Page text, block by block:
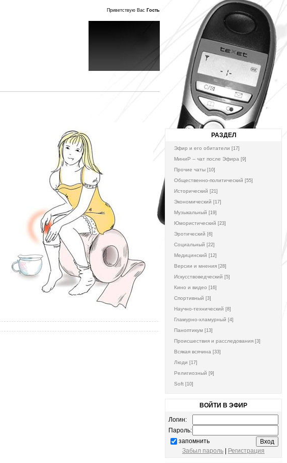
Приветствую Вас Гость
РАЗДЕЛ
Эфир и его обитатели [17]
МиниР -- чат после Эфира [9]
Прочие чаты [10]
Общественно-политический [55]
Исторический [21]
Экономический [17]
Музыкальный [19]
Юмористический [23]
Эротический [6]
Социальный [22]
Медицинский [12]
Версии и мнения [28]
Искусствоведческий [5]
Кино и видео [16]
Спортивный [3]
Научно-технический [8]
Гламурно-хламурный [4]
Паноптикум [13]
Происшествия и расследования [3]
Всякая всячина [33]
Люди [17]
Религиозный [9]
Soft [10]
ВОЙТИ В ЭФИР
Логин:
Пароль:
запомнить
Забыл пароль
Регистрация